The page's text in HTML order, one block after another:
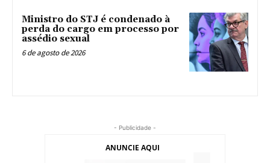
Ministro do STJ é condenado à
perda do cargo em processo por
assédio sexual
6 de agosto de 2026
- Publicidade -